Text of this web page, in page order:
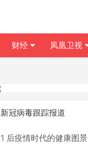
新冠病毒跟踪报道
1 后疫情时代的健康图景
财经 凤凰卫视